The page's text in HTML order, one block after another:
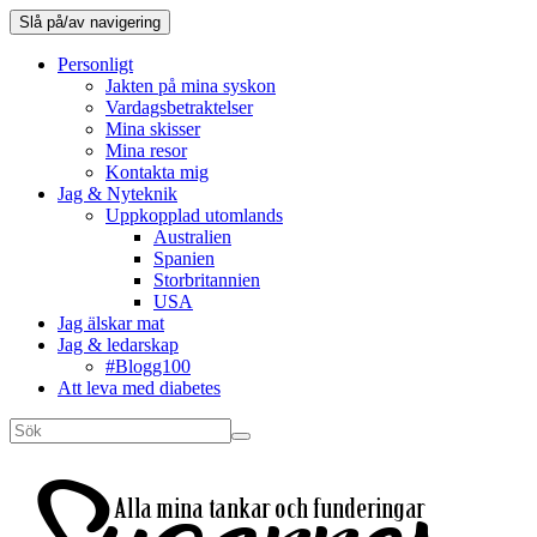
Slå på/av navigering
Personligt
Jakten på mina syskon
Vardagsbetraktelser
Mina skisser
Mina resor
Kontakta mig
Jag & Nyteknik
Uppkopplad utomlands
Australien
Spanien
Storbritannien
USA
Jag älskar mat
Jag & ledarskap
#Blogg100
Att leva med diabetes